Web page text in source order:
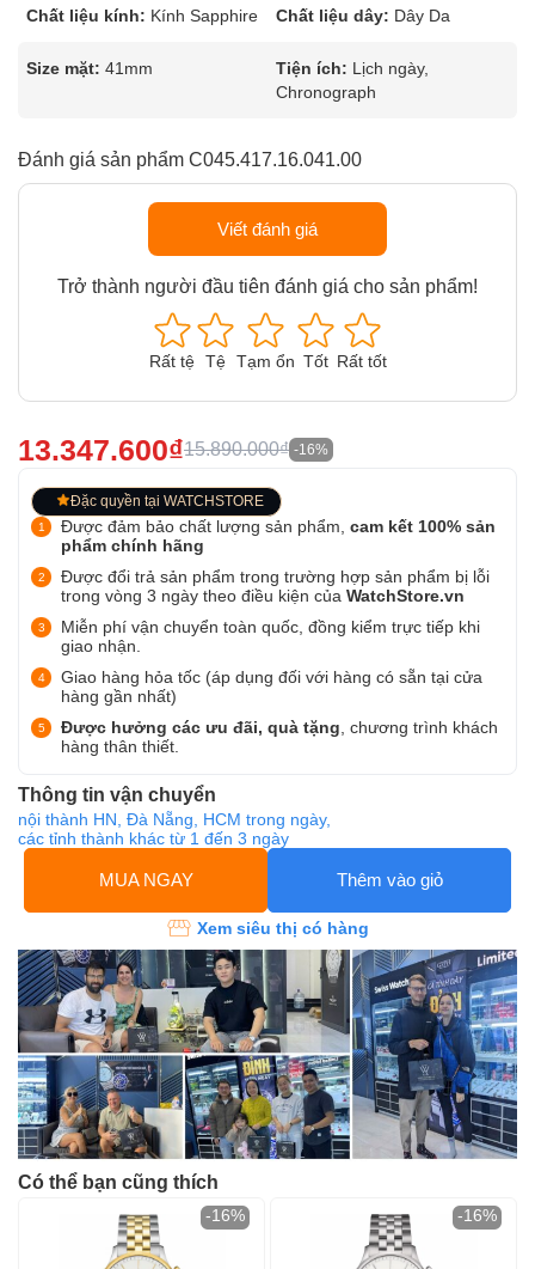
Chất liệu kính: Kính Sapphire Chất liệu dây: Dây Da
Size mặt: 41mm Tiện ích: Lịch ngày,
Chronograph
Đánh giá sản phẩm C045.417.16.041.00
Viết đánh giá
Trở thành người đầu tiên đánh giá cho sản phẩm!
Rất tệ Tệ Tạm ổn Tốt Rất tốt
13.347.600₫15.890.000₫ -16%
Đặc quyền tại WATCHSTORE
Được đảm bảo chất lượng sản phẩm, cam kết 100% sản
phẩm chính hãng
Được đổi trả sản phẩm trong trường hợp sản phẩm bị lỗi
trong vòng 3 ngày theo điều kiện của WatchStore.vn
Miễn phí vận chuyển toàn quốc, đồng kiểm trực tiếp khi
giao nhận.
Giao hàng hỏa tốc (áp dụng đối với hàng có sẵn tại cửa
hàng gần nhất)
Được hưởng các ưu đãi, quà tặng , chương trình khách
hàng thân thiết.
Thông tin vận chuyển
nội thành HN, Đà Nẵng, HCM trong ngày,
các tỉnh thành khác từ 1 đến 3 ngày
MUA NGAY Thêm vào giỏ
Xem siêu thị có hàng
Có thể bạn cũng thích
-16% -16%